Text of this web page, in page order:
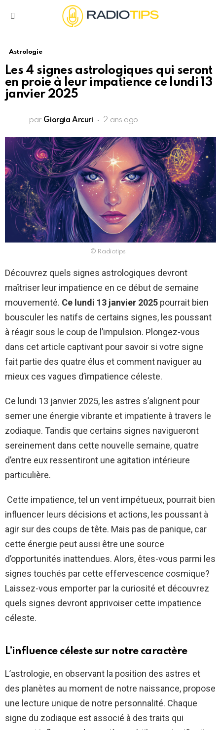
Astrologie
Les 4 signes astrologiques qui seront
en proie à leur impatience ce lundi 13
janvier 2025
par Giorgia Arcuri 2 ans ago
© Radiotips
Découvrez quels signes astrologiques devront
maîtriser leur impatience en ce début de semaine
mouvementé. Ce lundi 13 janvier 2025 pourrait bien
bousculer les natifs de certains signes, les poussant
à réagir sous le coup de l’impulsion. Plongez-vous
dans cet article captivant pour savoir si votre signe
fait partie des quatre élus et comment naviguer au
mieux ces vagues d’impatience céleste.
Ce lundi 13 janvier 2025, les astres s’alignent pour
semer une énergie vibrante et impatiente à travers le
zodiaque. Tandis que certains signes navigueront
sereinement dans cette nouvelle semaine, quatre
d’entre eux ressentiront une agitation intérieure
particulière.
Cette impatience, tel un vent impétueux, pourrait bien
influencer leurs décisions et actions, les poussant à
agir sur des coups de tête. Mais pas de panique, car
cette énergie peut aussi être une source
d’opportunités inattendues. Alors, êtes-vous parmi les
signes touchés par cette effervescence cosmique?
Laissez-vous emporter par la curiosité et découvrez
quels signes devront apprivoiser cette impatience
céleste.
L’influence céleste sur notre caractère
L’astrologie, en observant la position des astres et
des planètes au moment de notre naissance, propose
une lecture unique de notre personnalité. Chaque
signe du zodiaque est associé à des traits qui